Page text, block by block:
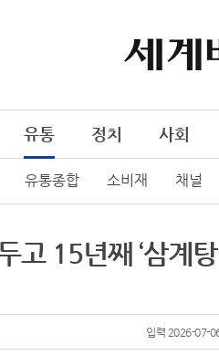
유통
유통종합 소비재 채널
정치 사회
고 15년째 ‘삼계탕
입력 2026-07-